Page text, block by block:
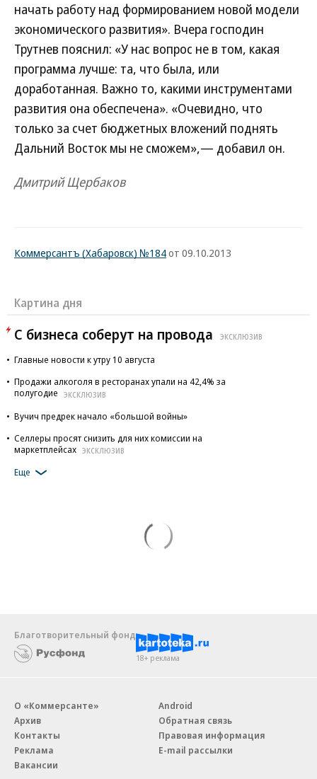
начать работу над формированием новой модели
экономического развития». Вчера господин
Трутнев пояснил: «У нас вопрос не в том, какая
программа лучше: та, что была, или
доработанная. Важно то, какими инструментами
развития она обеспечена». «Очевидно, что
только за счет бюджетных вложений поднять
Дальний Восток мы не сможем»,— добавил он.
Дмитрий Щербаков
Коммерсантъ (Хабаровск) №184от 09.10.2013
Картина дня
С бизнеса соберут на провода ЭКСКЛЮЗИВ
Главные новости к утру 10 августа
Продажи алкоголя в ресторанах упали на 42,4% за
полугодие
ЭКСКЛЮЗИВ
Вучич предрек начало «большой войны»
Селлеры просят снизить для них комиссии на
маркетплейсах ЭКСКЛЮЗИВ
Еще
Благотворительный фонд
18+ реклама
О «Коммерсанте»
Архив
Контакты
Реклама
Вакансии
Android
Обратная связь
Правовая информация
E-mail рассылки